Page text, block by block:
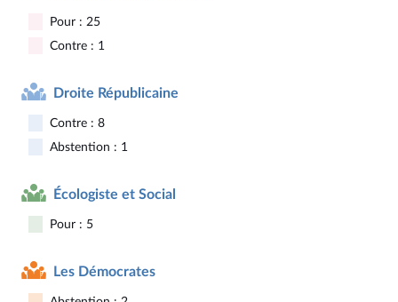
Pour : 25
Contre : 1
Droite Républicaine
Contre : 8
Abstention : 1
Écologiste et Social
Pour : 5
Les Démocrates